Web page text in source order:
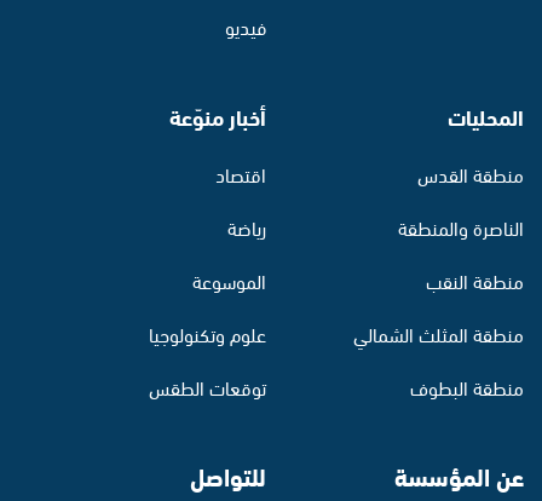
فيديو
المحليات
منطقة القدس
الناصرة والمنطقة
منطقة النقب
منطقة المثلث الشمالي
منطقة البطوف
أخبار منوّعة
اقتصاد
رياضة
الموسوعة
علوم وتكنولوجيا
توقعات الطقس
عن المؤسسة للتواصل